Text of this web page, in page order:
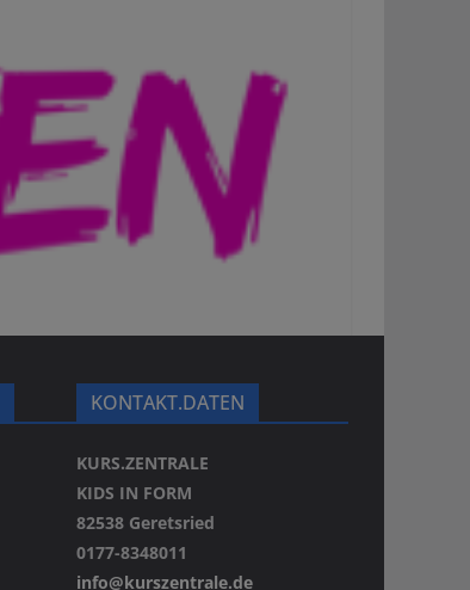
KONTAKT.DATEN
KURS.ZENTRALE
KIDS IN FORM
82538 Geretsried
0177-8348011
info@kurszentrale.de